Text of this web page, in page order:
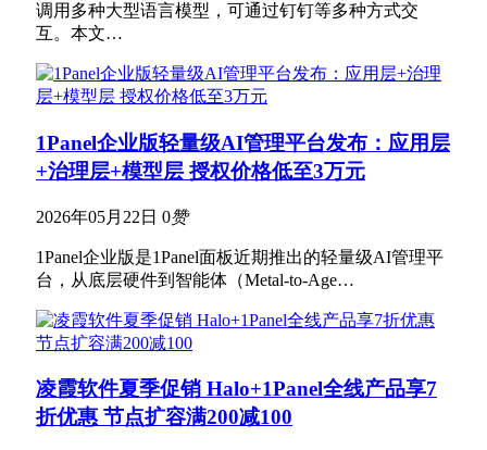
调用多种大型语言模型，可通过钉钉等多种方式交
互。本文…
1Panel企业版轻量级AI管理平台发布：应用层
+治理层+模型层 授权价格低至3万元
2026年05月22日 0赞
1Panel企业版是1Panel面板近期推出的轻量级AI管理平
台，从底层硬件到智能体（Metal-to-Age…
凌霞软件夏季促销 Halo+1Panel全线产品享7
折优惠 节点扩容满200减100